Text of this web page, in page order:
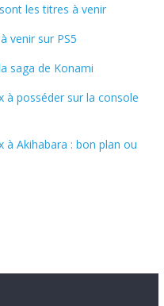
les titres à venir
venir sur PS5
saga de Konami
à posséder sur la console
à Akihabara : bon plan ou